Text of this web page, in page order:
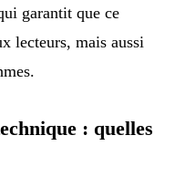
garantit que ce
lecteurs, mais aussi
: quelles